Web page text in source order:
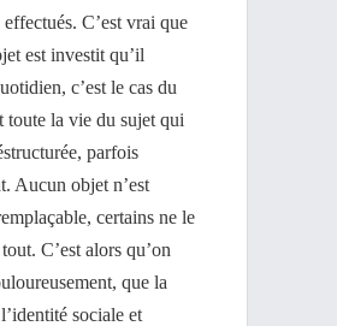
C’est vrai que
est investit qu’il
c’est le cas du
toute la vie du sujet qui
parfois
Aucun objet n’est
certains ne le
C’est alors qu’on
que la
sociale et